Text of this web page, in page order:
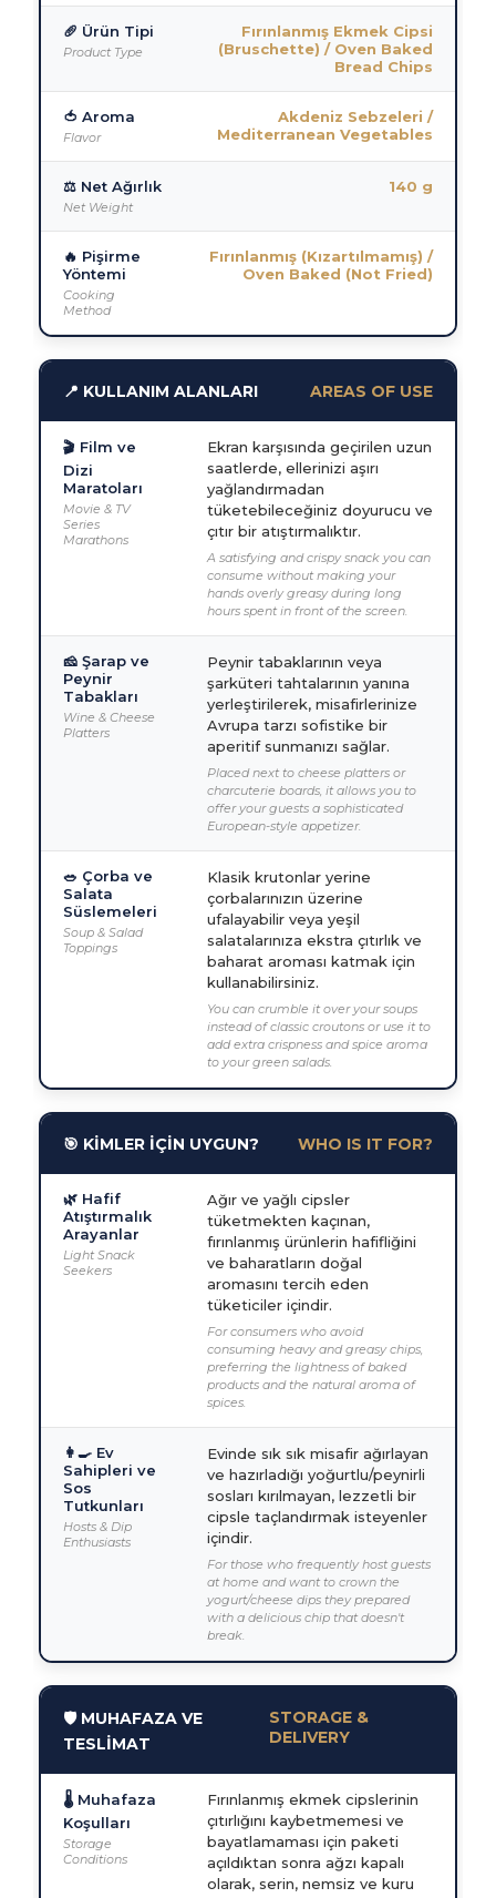
🥖 Ürün Tipi
Product Type
Fırınlanmış Ekmek Cipsi
(Bruschette) / Oven Baked
Bread Chips
🍅 Aroma
Flavor
Akdeniz Sebzeleri /
Mediterranean Vegetables
⚖️ Net Ağırlık
Net Weight
140 g
🔥 Pişirme
Yöntemi
Cooking
Method
Fırınlanmış (Kızartılmamış) /
Oven Baked (Not Fried)
📍 KULLANIM ALANLARI AREAS OF USE
🎬 Film ve
Dizi
Maratoları
Movie & TV
Series
Marathons
Ekran karşısında geçirilen uzun
saatlerde, ellerinizi aşırı
yağlandırmadan
tüketebileceğiniz doyurucu ve
çıtır bir atıştırmalıktır.
A satisfying and crispy snack you can
consume without making your
hands overly greasy during long
hours spent in front of the screen.
🧀 Şarap ve
Peynir
Tabakları
Wine & Cheese
Platters
Peynir tabaklarının veya
şarküteri tahtalarının yanına
yerleştirilerek, misafirlerinize
Avrupa tarzı sofistike bir
aperitif sunmanızı sağlar.
Placed next to cheese platters or
charcuterie boards, it allows you to
offer your guests a sophisticated
European-style appetizer.
🥗 Çorba ve
Salata
Süslemeleri
Soup & Salad
Toppings
Klasik krutonlar yerine
çorbalarınızın üzerine
ufalayabilir veya yeşil
salatalarınıza ekstra çıtırlık ve
baharat aroması katmak için
kullanabilirsiniz.
You can crumble it over your soups
instead of classic croutons or use it to
add extra crispness and spice aroma
to your green salads.
🎯 KİMLER İÇİN UYGUN? WHO IS IT FOR?
🌿 Hafif
Atıştırmalık
Arayanlar
Light Snack
Seekers
Ağır ve yağlı cipsler
tüketmekten kaçınan,
fırınlanmış ürünlerin hafifliğini
ve baharatların doğal
aromasını tercih eden
tüketiciler içindir.
For consumers who avoid
consuming heavy and greasy chips,
preferring the lightness of baked
products and the natural aroma of
spices.
👩‍🍳 Ev
Sahipleri ve
Sos
Tutkunları
Hosts & Dip
Enthusiasts
Evinde sık sık misafir ağırlayan
ve hazırladığı yoğurtlu/peynirli
sosları kırılmayan, lezzetli bir
cipsle taçlandırmak isteyenler
içindir.
For those who frequently host guests
at home and want to crown the
yogurt/cheese dips they prepared
with a delicious chip that doesn't
break.
🛡️ MUHAFAZA VE
TESLİMAT
STORAGE &
DELIVERY
🌡️ Muhafaza
Koşulları
Storage
Conditions
Fırınlanmış ekmek cipslerinin
çıtırlığını kaybetmemesi ve
bayatlamaması için paketi
açıldıktan sonra ağzı kapalı
olarak, serin, nemsiz ve kuru